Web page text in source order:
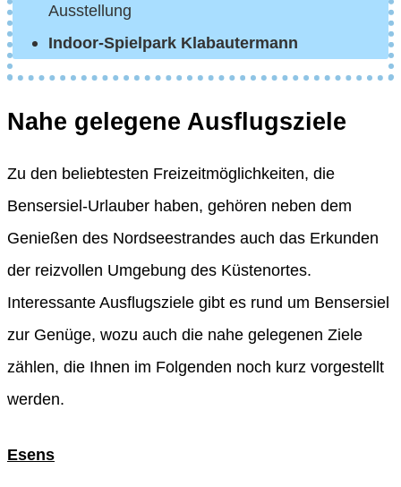
Ausstellung
Indoor-Spielpark Klabautermann
Nahe gelegene Ausflugsziele
Zu den beliebtesten Freizeitmöglichkeiten, die
Bensersiel-Urlauber haben, gehören neben dem
Genießen des Nordseestrandes auch das Erkunden
der reizvollen Umgebung des Küstenortes.
Interessante Ausflugsziele gibt es rund um Bensersiel
zur Genüge, wozu auch die nahe gelegenen Ziele
zählen, die Ihnen im Folgenden noch kurz vorgestellt
werden.
Esens